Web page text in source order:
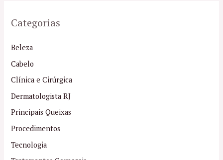
Categorias
Beleza
Cabelo
Clínica e Cirúrgica
Dermatologista RJ
Principais Queixas
Procedimentos
Tecnologia